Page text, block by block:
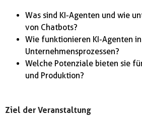
Was sind KI-Agenten und wie
von Chatbots?
Wie funktionieren KI-Agenten in
Unternehmensprozessen?
Welche Potenziale bieten sie
und Produktion?
Ziel der Veranstaltung